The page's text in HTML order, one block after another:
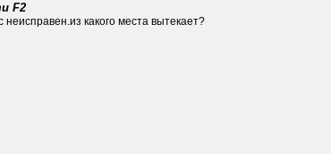
F2
какого места вытекает?